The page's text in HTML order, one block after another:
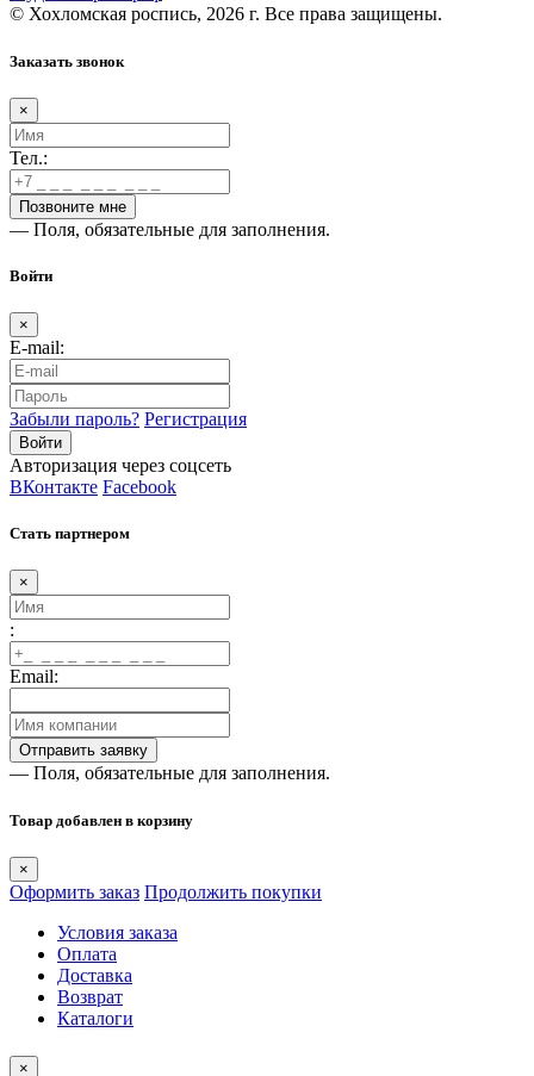
© Хохломская роспись, 2026 г. Все права защищены.
Заказать звонок
×
Тел.:
— Поля, обязательные для заполнения.
Войти
×
E-mail:
Забыли пароль? Регистрация
Авторизация через соцсеть
ВКонтакте Facebook
Стать партнером
×
:
Email:
— Поля, обязательные для заполнения.
Товар добавлен в корзину
×
Оформить заказ Продолжить покупки
Условия заказа
Оплата
Доставка
Возврат
Каталоги
×